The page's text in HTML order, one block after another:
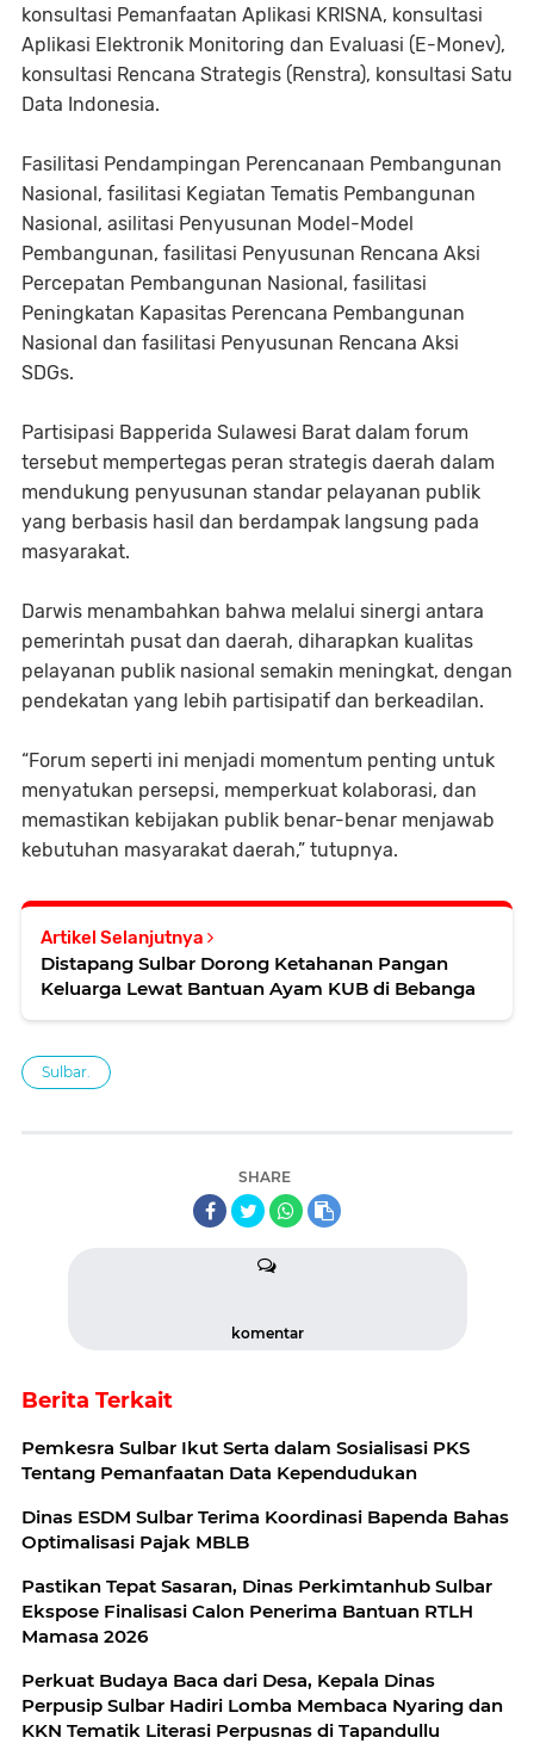
konsultasi Pemanfaatan Aplikasi KRISNA, konsultasi
Aplikasi Elektronik Monitoring dan Evaluasi (E-Monev),
konsultasi Rencana Strategis (Renstra), konsultasi Satu
Data Indonesia.
Fasilitasi Pendampingan Perencanaan Pembangunan
Nasional, fasilitasi Kegiatan Tematis Pembangunan
Nasional, asilitasi Penyusunan Model-Model
Pembangunan, fasilitasi Penyusunan Rencana Aksi
Percepatan Pembangunan Nasional, fasilitasi
Peningkatan Kapasitas Perencana Pembangunan
Nasional dan fasilitasi Penyusunan Rencana Aksi
SDGs.
Partisipasi Bapperida Sulawesi Barat dalam forum
tersebut mempertegas peran strategis daerah dalam
mendukung penyusunan standar pelayanan publik
yang berbasis hasil dan berdampak langsung pada
masyarakat.
Darwis menambahkan bahwa melalui sinergi antara
pemerintah pusat dan daerah, diharapkan kualitas
pelayanan publik nasional semakin meningkat, dengan
pendekatan yang lebih partisipatif dan berkeadilan.
“Forum seperti ini menjadi momentum penting untuk
menyatukan persepsi, memperkuat kolaborasi, dan
memastikan kebijakan publik benar-benar menjawab
kebutuhan masyarakat daerah,” tutupnya.
Artikel Selanjutnya
Distapang Sulbar Dorong Ketahanan Pangan
Keluarga Lewat Bantuan Ayam KUB di Bebanga
Sulbar.
SHARE
komentar
Berita Terkait
Pemkesra Sulbar Ikut Serta dalam Sosialisasi PKS
Tentang Pemanfaatan Data Kependudukan
Dinas ESDM Sulbar Terima Koordinasi Bapenda Bahas
Optimalisasi Pajak MBLB
Pastikan Tepat Sasaran, Dinas Perkimtanhub Sulbar
Ekspose Finalisasi Calon Penerima Bantuan RTLH
Mamasa 2026
Perkuat Budaya Baca dari Desa, Kepala Dinas
Perpusip Sulbar Hadiri Lomba Membaca Nyaring dan
KKN Tematik Literasi Perpusnas di Tapandullu